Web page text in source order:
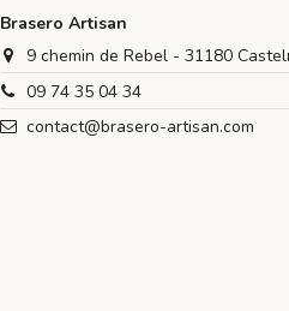
Brasero Artisan
9 chemin de Rebel - 31180
09 74 35 04 34
contact@brasero-artisan.com